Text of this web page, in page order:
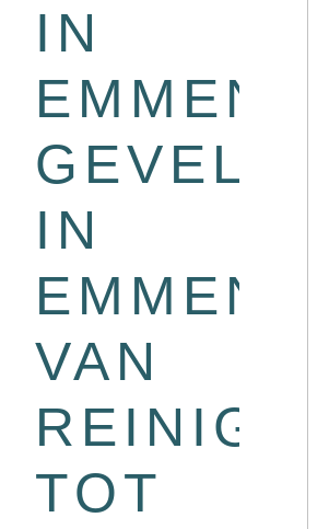
IN
EMMEN
IN
EMMEN:
VAN
TOT